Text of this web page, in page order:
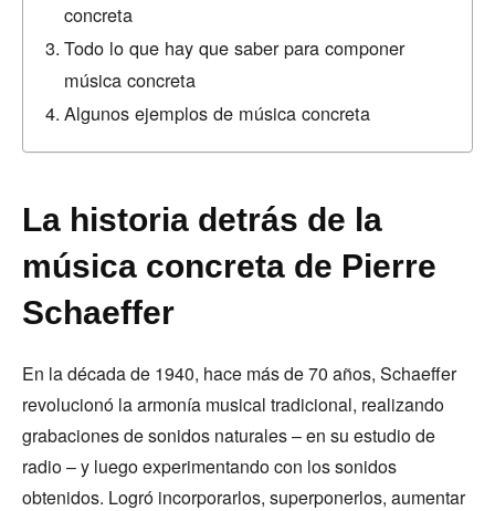
concreta
Todo lo que hay que saber para componer
música concreta
Algunos ejemplos de música concreta
La historia detrás de la
música concreta de Pierre
Schaeffer
En la década de 1940, hace más de 70 años, Schaeffer
revolucionó la armonía musical tradicional, realizando
grabaciones de sonidos naturales – en su estudio de
radio – y luego experimentando con los sonidos
obtenidos. Logró incorporarlos, superponerlos, aumentar